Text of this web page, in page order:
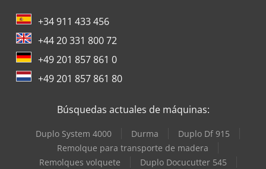
+34 911 433 456
+44 20 331 800 72
+49 201 857 861 0
+49 201 857 861 80
Búsquedas actuales de máquinas:
Duplo System 4000 Durma
Duplo Df 915
Remolque para transporte de madera
Remolques volquete
Duplo Docucutter 545